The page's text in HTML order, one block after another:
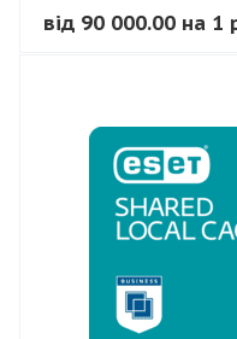
від 90 000.00 на 1